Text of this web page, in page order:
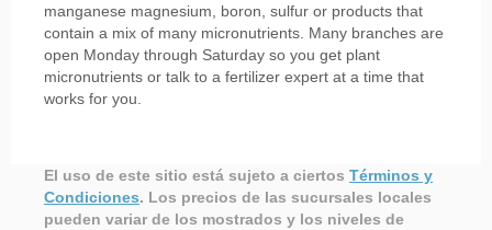
manganese magnesium, boron, sulfur or products that
contain a mix of many micronutrients. Many branches are
open Monday through Saturday so you get plant
micronutrients or talk to a fertilizer expert at a time that
works for you.
El uso de este sitio está sujeto a ciertos Términos y
Condiciones. Los precios de las sucursales locales
pueden variar de los mostrados y los niveles de